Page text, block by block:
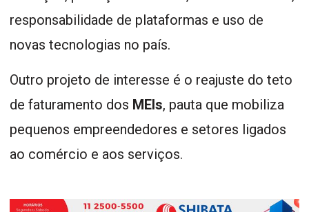
responsabilidade de plataformas e uso de
novas tecnologias no país.
Outro projeto de interesse é o reajuste do teto
de faturamento dos MEIs, pauta que mobiliza
pequenos empreendedores e setores ligados
ao comércio e aos serviços.